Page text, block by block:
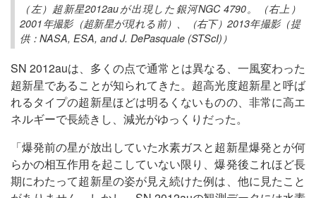
（左）超新星2012auが出現した銀河NGC 4790。（右上）
2001年撮影（超新星が現れる前）、（右下）2013年撮影（提
供：NASA, ESA, and J. DePasquale (STScI)）
SN 2012auは、多くの点で通常とは異なる、一風変わった
超新星であることが知られてきた。超高光度超新星と呼ば
れるタイプの超新星ほどは明るくないものの、非常に高エ
ネルギーで長続きし、減光がゆっくりだった。
「爆発前の星が放出していた水素ガスと超新星爆発とが何
らかの相互作用を起こしていない限り、爆発後これほど長
期にわたって超新星の姿が見え続けた例は、他に見たこと